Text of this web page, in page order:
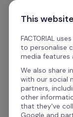
Ir al contenido
El
la
This
FACTORIAL
to personalise
media features
We also share
with our social
partners,
other
that they've
Google and